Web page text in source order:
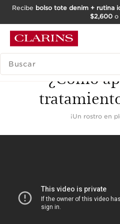
IR AL PIE DE PÁGINA
Recibe bolso tote denim + rutina
$2,600o
BUSCAR
¿Cómo
¡Un rostro en